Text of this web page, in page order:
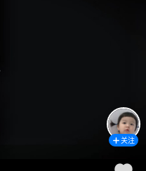
关注